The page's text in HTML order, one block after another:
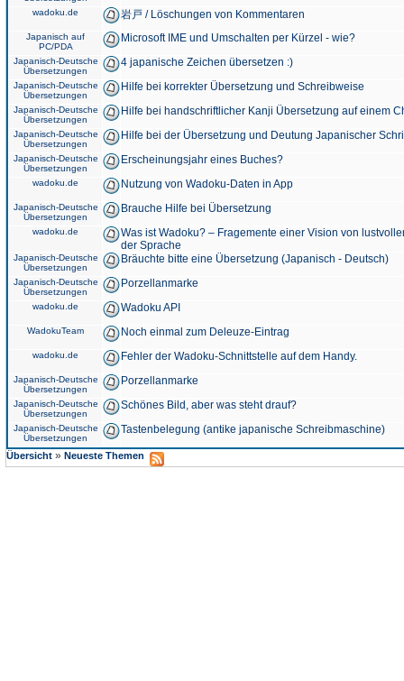
wadoku.de 岩戸 / Löschungen von Kommentaren
Japanisch auf
PC/PDA
Microsoft IME und Umschalten per Kürzel - wie?
Japanisch-Deutsche
Übersetzungen
4 japanische Zeichen übersetzen :)
Japanisch-Deutsche
Übersetzungen
Hilfe bei korrekter Übersetzung und Schreibweise
Japanisch-Deutsche
Übersetzungen
Hilfe bei handschriftlicher Kanji Übersetzung auf einem
Japanisch-Deutsche
Übersetzungen
Hilfe bei der Übersetzung und Deutung Japanischer
Japanisch-Deutsche
Übersetzungen
Erscheinungsjahr eines Buches?
wadoku.de Nutzung von Wadoku-Daten in App
Japanisch-Deutsche
Übersetzungen
Brauche Hilfe bei Übersetzung
wadoku.de
Was ist Wadoku? – Fragemente einer Vision von
der Sprache
Japanisch-Deutsche
Übersetzungen
Bräuchte bitte eine Übersetzung (Japanisch - Deutsch)
Japanisch-Deutsche
Übersetzungen
Porzellanmarke
wadoku.de Wadoku API
WadokuTeam Noch einmal zum Deleuze-Eintrag
wadoku.de Fehler der Wadoku-Schnittstelle auf dem Handy.
Japanisch-Deutsche
Übersetzungen
Porzellanmarke
Japanisch-Deutsche
Übersetzungen
Schönes Bild, aber was steht drauf?
Japanisch-Deutsche
Übersetzungen
Tastenbelegung (antike japanische Schreibmaschine)
Übersicht » Neueste Themen